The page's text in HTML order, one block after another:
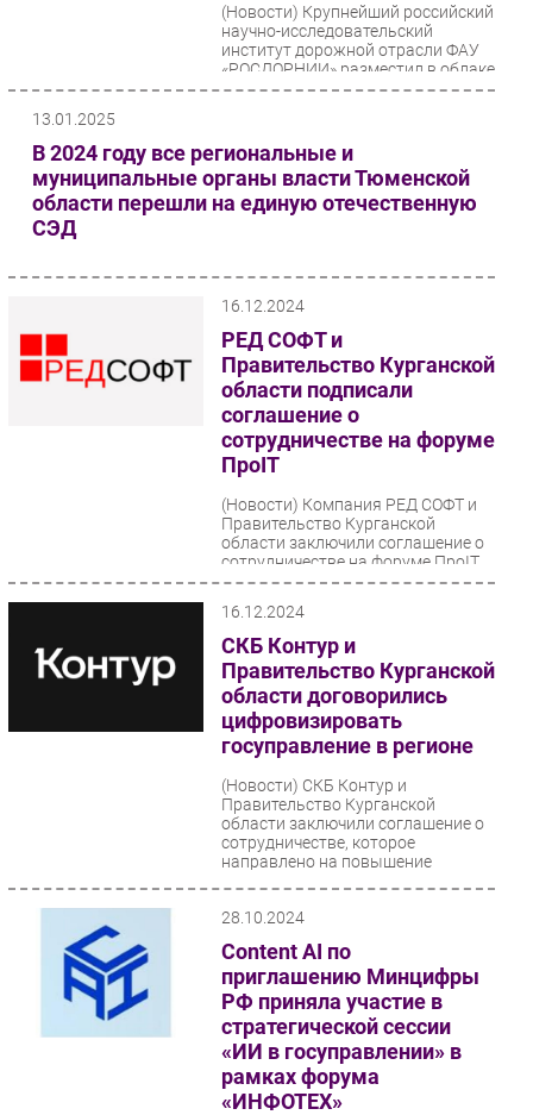
(Новости) Крупнейший российский
научно-исследовательский
институт дорожной отрасли ФАУ
«РОСДОРНИИ» разместил в облаке
Cloud.ru, аттестованном...
13.01.2025
В 2024 году все региональные и
муниципальные органы власти Тюменской
области перешли на единую отечественную
СЭД
16.12.2024
РЕД СОФТ и
Правительство Курганской
области подписали
соглашение о
сотрудничестве на форуме
ПроIT
(Новости) Компания РЕД СОФТ и
Правительство Курганской
области заключили соглашение о
сотрудничестве на форуме ПроIT,
который прошел в Кургане....
16.12.2024
СКБ Контур и
Правительство Курганской
области договорились
цифровизировать
госуправление в регионе
(Новости) СКБ Контур и
Правительство Курганской
области заключили соглашение о
сотрудничестве, которое
направлено на повышение
28.10.2024
Content AI по
приглашению Минцифры
РФ приняла участие в
стратегической сессии
«ИИ в госуправлении» в
рамках форума
«ИНФОТЕХ»